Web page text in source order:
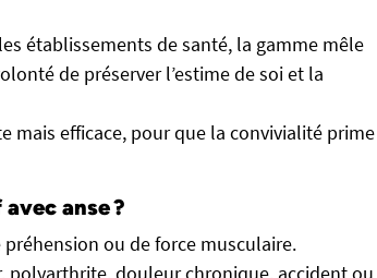
établissements de santé, la gamme mêle
de préserver l’estime de soi et la
mais efficace, pour que la convivialité prime
anse ?
ou de force musculaire.